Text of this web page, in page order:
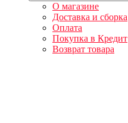
О магазине
Доставка и сборка
Оплата
Покупка в Кредит
Возврат товара